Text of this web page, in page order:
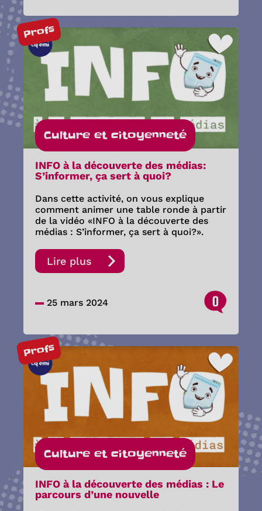
Profs
Culture et citoyenneté
INFO à la découverte des médias:
S’informer, ça sert à quoi?
Dans cette activité, on vous explique
comment animer une table ronde à partir
de la vidéo «INFO à la découverte des
médias : S’informer, ça sert à quoi?».
Lire plus
25 mars 2024 0
Profs
Culture et citoyenneté
INFO à la découverte des médias : Le
parcours d’une nouvelle